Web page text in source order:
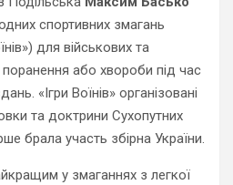
спортивних змагань
для військових та
поранення або хвороби під час
«Ігри Воїнів» організовані
та доктрини Сухопутних
брала участь збірна України.
у змаганнях з легкої